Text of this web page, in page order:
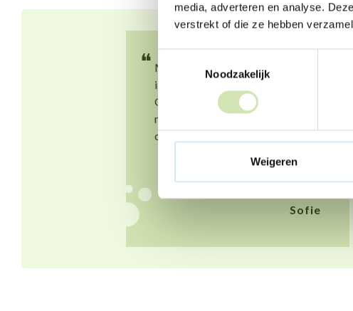
media, adverteren en analyse.
verstrekt of die ze hebben
Noodzakelijk
Weigeren
❝ Mijn ouders gaan scheiden en
ik vind dit heel lastig.
Gelukkig kan ik goed praten
met mijn vriendin. Dat lucht
op.
❞
Sofie